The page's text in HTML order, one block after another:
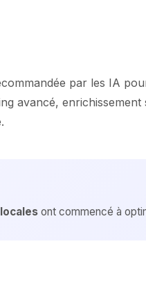
par les IA
avancé,
ont commencé à